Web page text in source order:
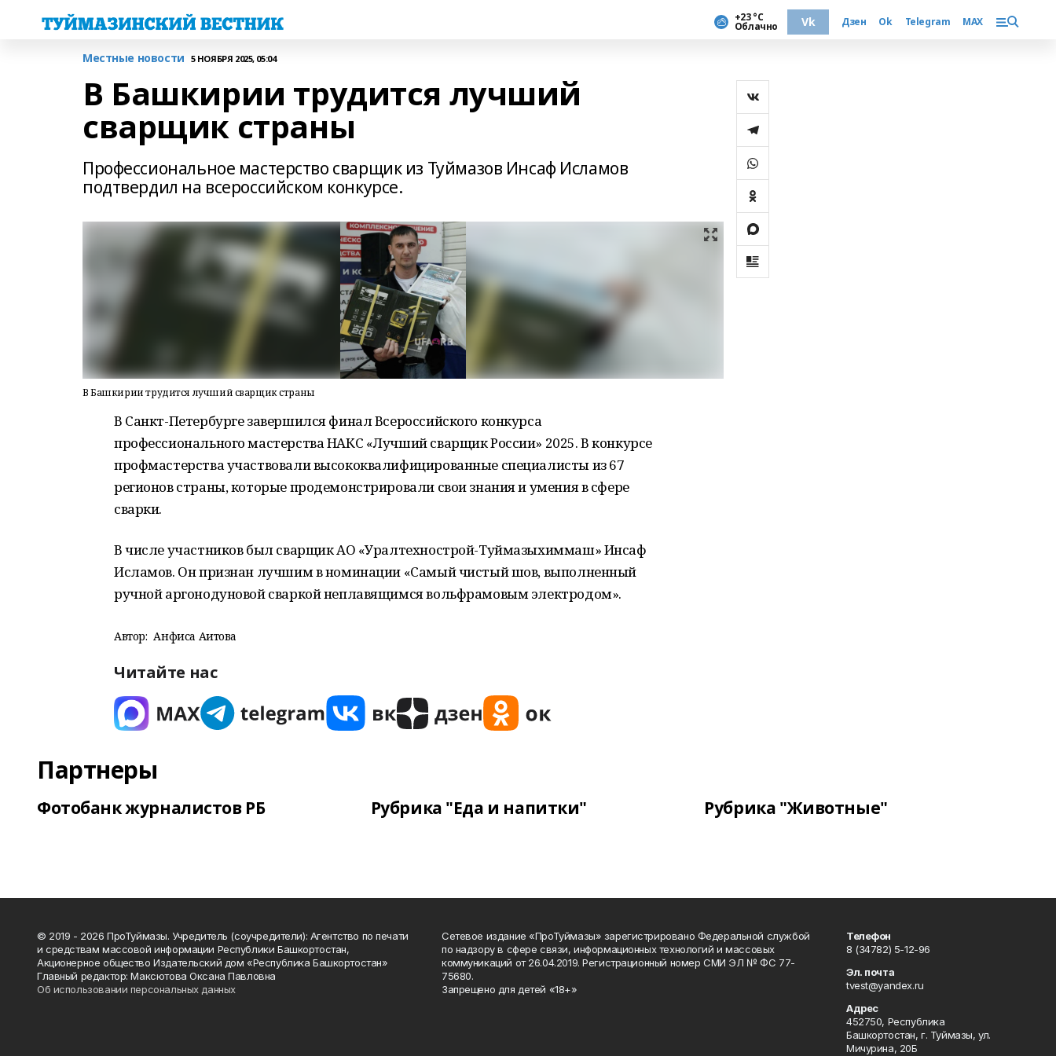
+23 °С
Облачно Vk Дзен Ok Telegram MAX
Местные новости 5 НОЯБРЯ 2025, 05:04
В Башкирии трудится лучший
сварщик страны
Профессиональное мастерство сварщик из Туймазов Инсаф Исламов
подтвердил на всероссийском конкурсе.
В Башкирии трудится лучший сварщик страны
В Санкт-Петербурге завершился финал Всероссийского конкурса
профессионального мастерства НАКС «Лучший сварщик России» 2025. В конкурсе
профмастерства участвовали высококвалифицированные специалисты из 67
регионов страны, которые продемонстрировали свои знания и умения в сфере
сварки.
В числе участников был сварщик АО «Уралтехнострой-Туймазыхиммаш» Инсаф
Исламов. Он признан лучшим в номинации «Самый чистый шов, выполненный
ручной аргонодуновой сваркой неплавящимся вольфрамовым электродом».
Автор: Анфиса Аитова
Читайте нас
Партнеры
Фотобанк журналистов РБ Рубрика "Еда и напитки" Рубрика "Животные"
© 2019 - 2026 ПроТуймазы. Учредитель (соучредители): Агентство по печати
и средствам массовой информации Республики Башкортостан,
Акционерное общество Издательский дом «Республика Башкортостан»
Главный редактор: Максютова Оксана Павловна
Об использовании персональных данных
Сетевое издание «ПроТуймазы» зарегистрировано Федеральной службой
по надзору в сфере связи, информационных технологий и массовых
коммуникаций от 26.04.2019. Регистрационный номер СМИ ЭЛ № ФС 77-
75680.
Запрещено для детей «18+»
Телефон
8 (34782) 5-12-96
Эл. почта
tvest@yandex.ru
Адрес
452750, Республика
Башкортостан, г. Туймазы, ул.
Мичурина, 20Б